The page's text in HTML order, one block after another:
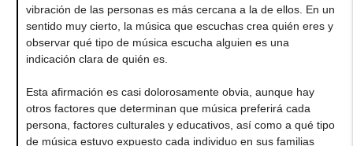
vibración de las personas es más cercana a la de ellos. En un
sentido muy cierto, la música que escuchas crea quién eres y
observar qué tipo de música escucha alguien es una
indicación clara de quién es.
Esta afirmación es casi dolorosamente obvia, aunque hay
otros factores que determinan que música preferirá cada
persona, factores culturales y educativos, así como a qué tipo
de música estuvo expuesto cada individuo en sus familias